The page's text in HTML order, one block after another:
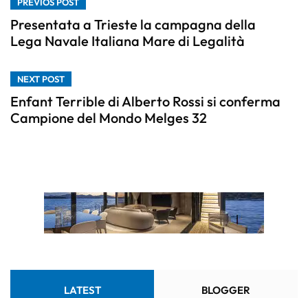
PREVIOS POST
Presentata a Trieste la campagna della
Lega Navale Italiana Mare di Legalità
NEXT POST
Enfant Terrible di Alberto Rossi si conferma
Campione del Mondo Melges 32
LATEST BLOGGER